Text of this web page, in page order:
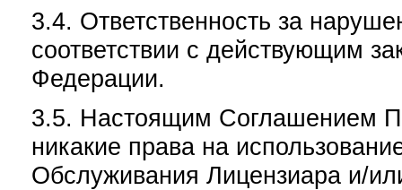
3.4. Ответственность за
соответствии с действующим
Федерации.
3.5. Настоящим Соглашением
никакие права на
Обслуживания Лицензиара и/